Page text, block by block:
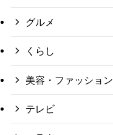
グルメ
くらし
美容・ファッション
テレビ